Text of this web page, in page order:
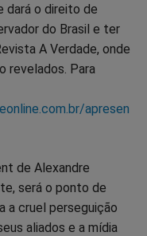
dará o direito de
do Brasil e ter
A Verdade, onde
revelados. Para
apresen
de Alexandre
será o ponto de
a cruel perseguição
aliados e a mídia